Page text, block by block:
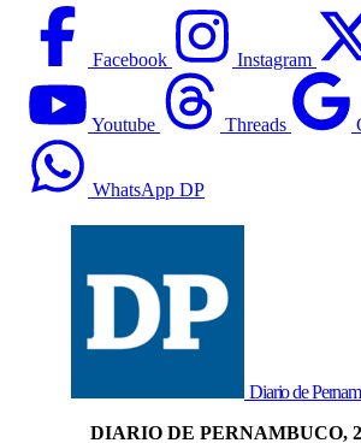
Facebook Instagram
Youtube Threads
WhatsApp DP
Diario de
DIARIO DE PERNAMBUCO,